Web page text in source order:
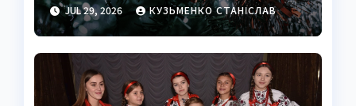
JUL 29, 2026 КУЗЬМЕНКО СТАНІСЛАВ